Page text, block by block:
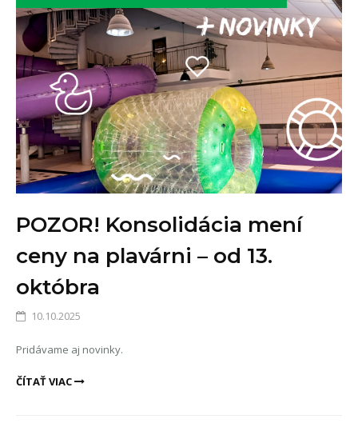
POZOR! Konsolidácia mení
ceny na plavárni – od 13.
októbra
10.10.2025
Pridávame aj novinky.
ČÍTAŤ VIAC